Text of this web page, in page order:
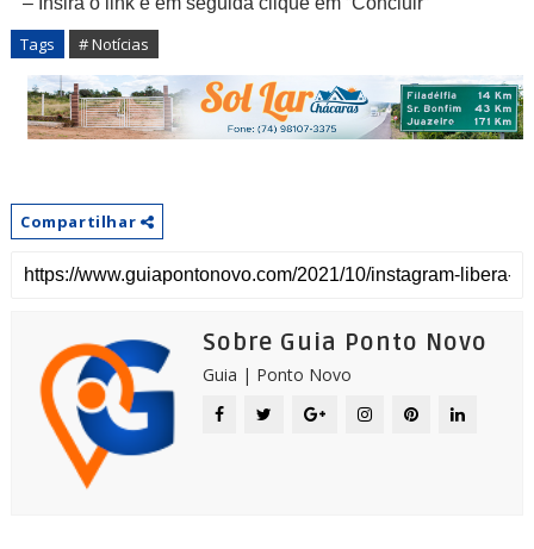
Tags # Notícias
Compartilhar
Sobre Guia Ponto Novo
Guia | Ponto Novo